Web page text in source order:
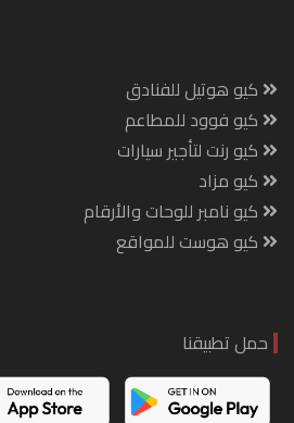
كيو هوتيل للفنادق
كيو فوود للمطاعم
كيو رنت لتأجير سيارات
كيو مزاد
كيو نامبر للوحات والأرقام
كيو هوست للمواقع
حمل تطبيقنا